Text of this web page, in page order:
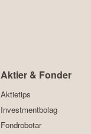
Aktier & Fonder
Aktietips
Investmentbolag
Fondrobotar